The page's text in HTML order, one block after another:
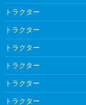
トラクター
トラクター
トラクター
トラクター
トラクター
トラクター